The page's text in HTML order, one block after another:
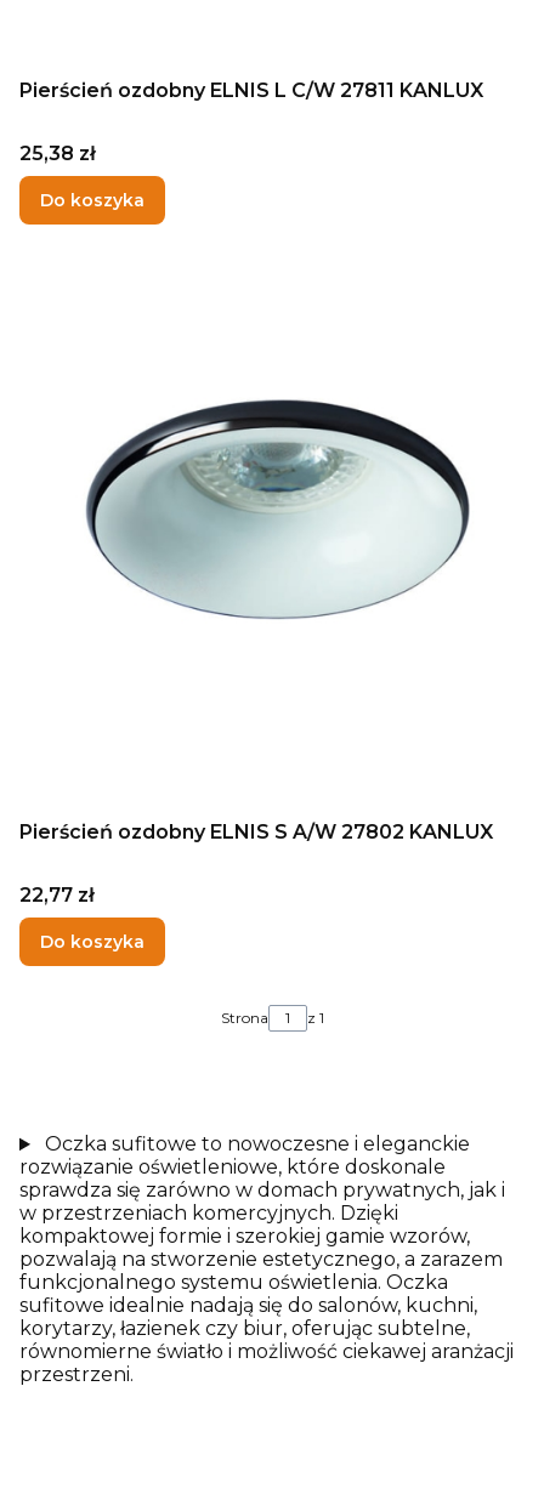
Pierścień ozdobny ELNIS L C/W 27811 KANLUX
Cena
25,38 zł
Do koszyka
Pierścień ozdobny ELNIS S A/W 27802 KANLUX
Cena
22,77 zł
Do koszyka
Strona z 1
Oczka sufitowe to nowoczesne i eleganckie
rozwiązanie oświetleniowe, które doskonale
sprawdza się zarówno w domach prywatnych, jak i
w przestrzeniach komercyjnych. Dzięki
kompaktowej formie i szerokiej gamie wzorów,
pozwalają na stworzenie estetycznego, a zarazem
funkcjonalnego systemu oświetlenia. Oczka
sufitowe idealnie nadają się do salonów, kuchni,
korytarzy, łazienek czy biur, oferując subtelne,
równomierne światło i możliwość ciekawej aranżacji
przestrzeni.